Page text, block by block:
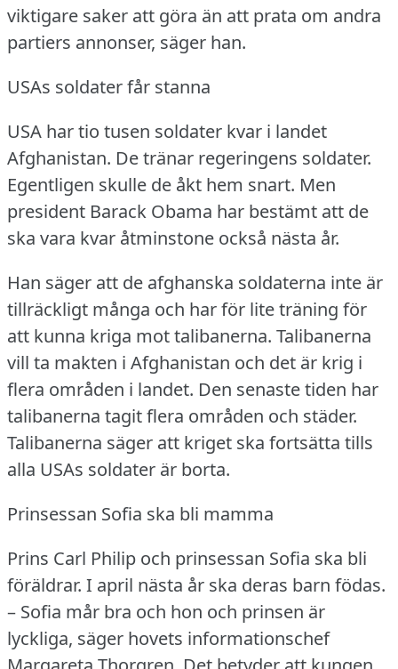
viktigare saker att göra än att prata om andra
partiers annonser, säger han.
USAs soldater får stanna
USA har tio tusen soldater kvar i landet
Afghanistan. De tränar regeringens soldater.
Egentligen skulle de åkt hem snart. Men
president Barack Obama har bestämt att de
ska vara kvar åtminstone också nästa år.
Han säger att de afghanska soldaterna inte är
tillräckligt många och har för lite träning för
att kunna kriga mot talibanerna. Talibanerna
vill ta makten i Afghanistan och det är krig i
flera områden i landet. Den senaste tiden har
talibanerna tagit flera områden och städer.
Talibanerna säger att kriget ska fortsätta tills
alla USAs soldater är borta.
Prinsessan Sofia ska bli mamma
Prins Carl Philip och prinsessan Sofia ska bli
föräldrar. I april nästa år ska deras barn födas.
– Sofia mår bra och hon och prinsen är
lyckliga, säger hovets informationschef